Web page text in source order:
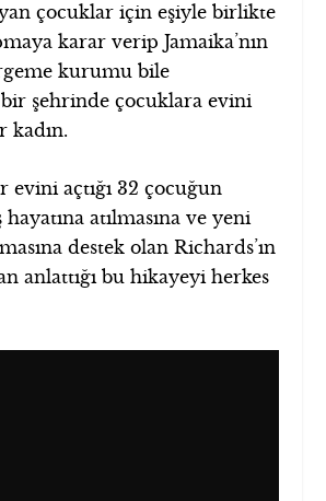
çocuklar için eşiyle birlikte
karar verip Jamaika’nın
kurumu bile
şehrinde çocuklara evini
kadın.
evini açtığı 32 çocuğun
hayatına atılmasına ve yeni
destek olan Richards’ın
anlattığı bu hikayeyi herkes